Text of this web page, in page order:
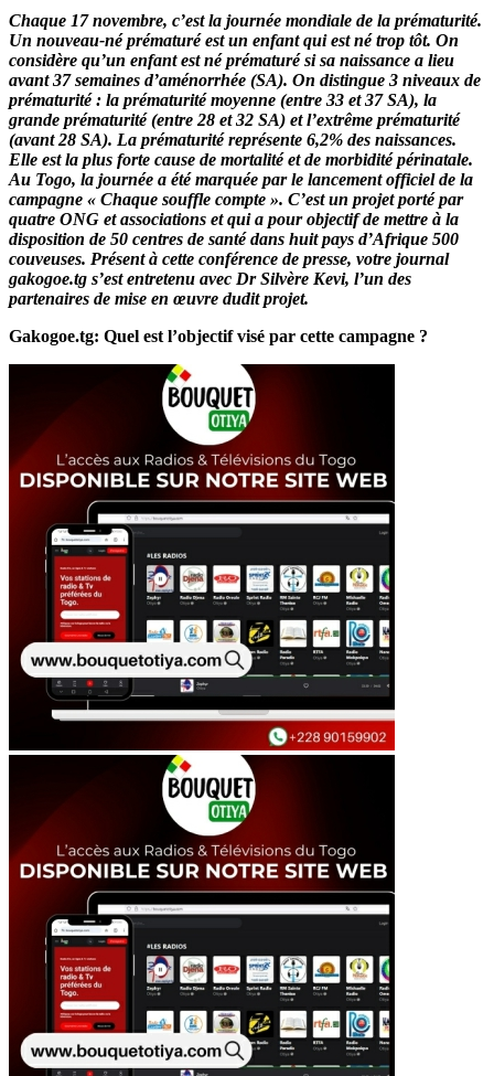
Message
Chaque 17 novembre, c’est la journée mondiale de la prématurité.
Un nouveau-né prématuré est un enfant qui est né trop tôt. On
considère qu’un enfant est né prématuré si sa naissance a lieu
avant 37 semaines d’aménorrhée (SA). On distingue 3 niveaux de
prématurité : la prématurité moyenne (entre 33 et 37 SA), la
grande prématurité (entre 28 et 32 SA) et l’extrême prématurité
(avant 28 SA). La prématurité représente 6,2% des naissances.
Elle est la plus forte cause de mortalité et de morbidité périnatale.
Au Togo, la journée a été marquée par le lancement officiel de la
campagne « Chaque souffle compte ». C’est un projet porté par
quatre ONG et associations et qui a pour objectif de mettre à la
disposition de 50 centres de santé dans huit pays d’Afrique 500
couveuses. Présent à cette conférence de presse, votre journal
gakogoe.tg s’est entretenu avec Dr Silvère Kevi, l’un des
partenaires de mise en œuvre dudit projet.
Gakogoe.tg: Quel est l’objectif visé par cette campagne ?